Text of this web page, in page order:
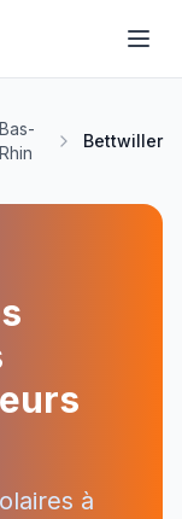
Bas-
Rhin
Bettwiller
à